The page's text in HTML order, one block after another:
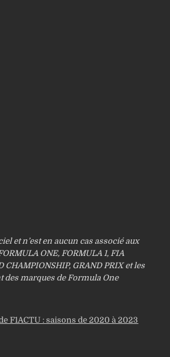
et n’est en aucun cas associé aux
ONE, FORMULA 1, FIA
CHAMPIONSHIP, GRAND PRIX et les
des marques de Formula One
F1ACTU : saisons de 2020 à 2023